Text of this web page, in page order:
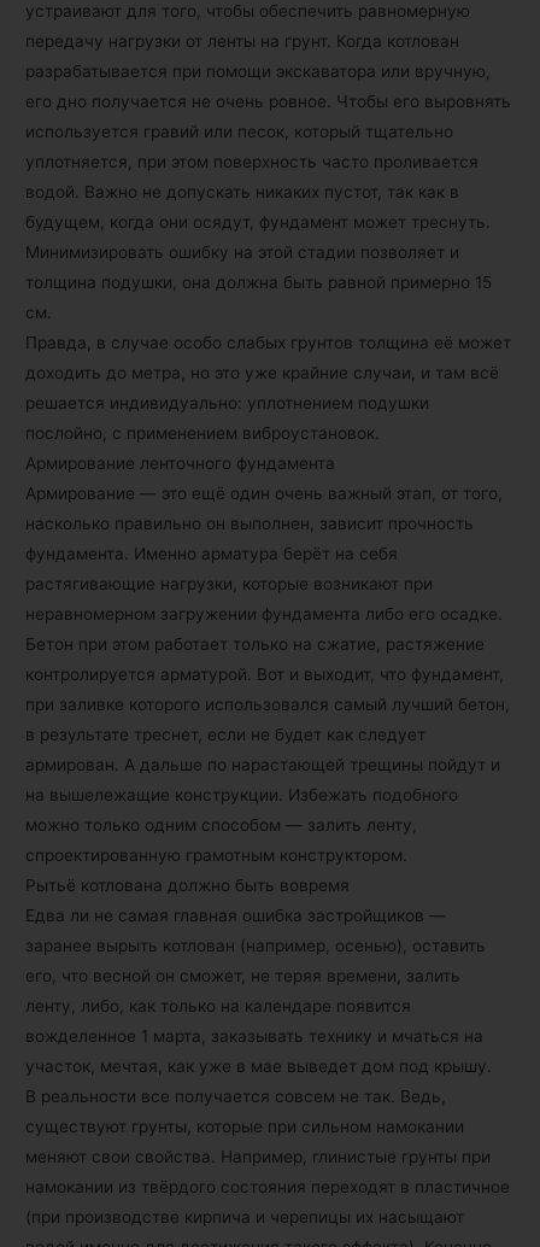
устраивают для того, чтобы обеспечить равномерную
передачу нагрузки от ленты на грунт. Когда котлован
разрабатывается при помощи экскаватора или вручную,
его дно получается не очень ровное. Чтобы его выровнять
используется гравий или песок, который тщательно
уплотняется, при этом поверхность часто проливается
водой. Важно не допускать никаких пустот, так как в
будущем, когда они осядут, фундамент может треснуть.
Минимизировать ошибку на этой стадии позволяет и
толщина подушки, она должна быть равной примерно 15
см.
Правда, в случае особо слабых грунтов толщина её может
доходить до метра, но это уже крайние случаи, и там всё
решается индивидуально: уплотнением подушки
послойно, с применением виброустановок.
Армирование ленточного фундамента
Армирование — это ещё один очень важный этап, от того,
насколько правильно он выполнен, зависит прочность
фундамента. Именно арматура берёт на себя
растягивающие нагрузки, которые возникают при
неравномерном загружении фундамента либо его осадке.
Бетон при этом работает только на сжатие, растяжение
контролируется арматурой. Вот и выходит, что фундамент,
при заливке которого использовался самый лучший бетон,
в результате треснет, если не будет как следует
армирован. А дальше по нарастающей трещины пойдут и
на вышележащие конструкции. Избежать подобного
можно только одним способом — залить ленту,
спроектированную грамотным конструктором.
Рытьё котлована должно быть вовремя
Едва ли не самая главная ошибка застройщиков —
заранее вырыть котлован (например, осенью), оставить
его, что весной он сможет, не теряя времени, залить
ленту, либо, как только на календаре появится
вожделенное 1 марта, заказывать технику и мчаться на
участок, мечтая, как уже в мае выведет дом под крышу.
В реальности все получается совсем не так. Ведь,
существуют грунты, которые при сильном намокании
меняют свои свойства. Например, глинистые грунты при
намокании из твёрдого состояния переходят в пластичное
(при производстве кирпича и черепицы их насыщают